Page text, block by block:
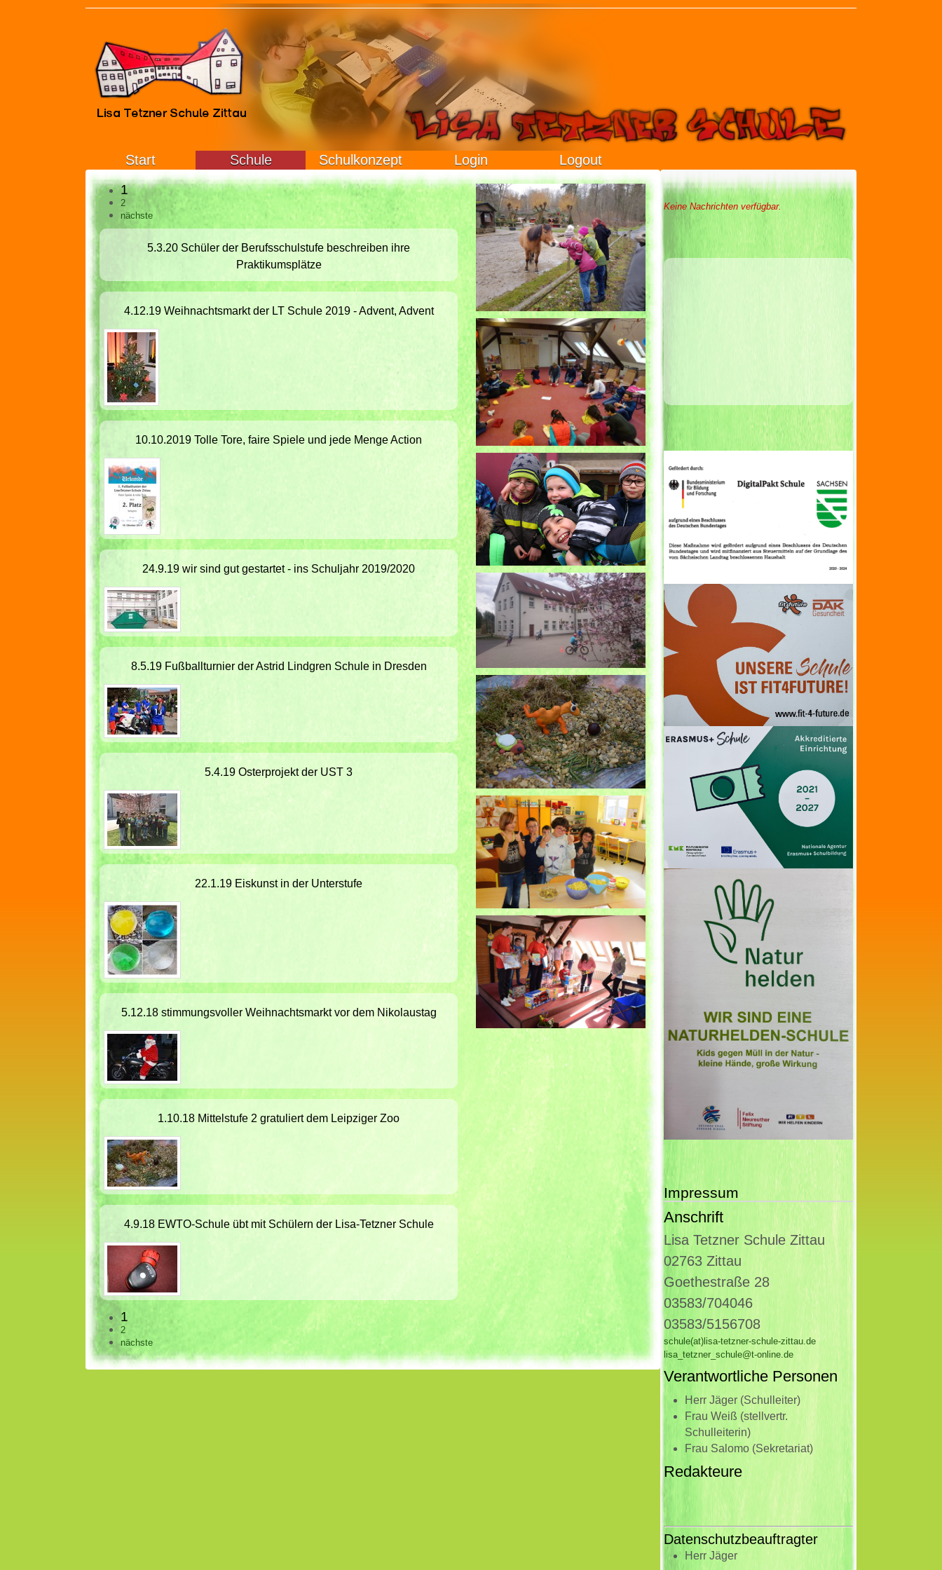
Start Schule Schulkonzept Login Logout
1
2
nächste
5.3.20 Schüler der Berufsschulstufe beschreiben ihre
Praktikumsplätze
4.12.19 Weihnachtsmarkt der LT Schule 2019 - Advent, Advent
10.10.2019 Tolle Tore, faire Spiele und jede Menge Action
24.9.19 wir sind gut gestartet - ins Schuljahr 2019/2020
8.5.19 Fußballturnier der Astrid Lindgren Schule in Dresden
5.4.19 Osterprojekt der UST 3
22.1.19 Eiskunst in der Unterstufe
5.12.18 stimmungsvoller Weihnachtsmarkt vor dem Nikolaustag
1.10.18 Mittelstufe 2 gratuliert dem Leipziger Zoo
4.9.18 EWTO-Schule übt mit Schülern der Lisa-Tetzner Schule
1
2
nächste
Keine Nachrichten verfügbar.
Impressum
Anschrift
Lisa Tetzner Schule Zittau
02763 Zittau
Goethestraße 28
03583/704046
03583/5156708
schule(at)lisa-tetzner-schule-zittau.de
lisa_tetzner_schule@t-online.de
Verantwortliche Personen
Herr Jäger (Schulleiter)
Frau Weiß (stellvertr.
Schulleiterin)
Frau Salomo (Sekretariat)
Redakteure
Datenschutzbeauftragter
Herr Jäger